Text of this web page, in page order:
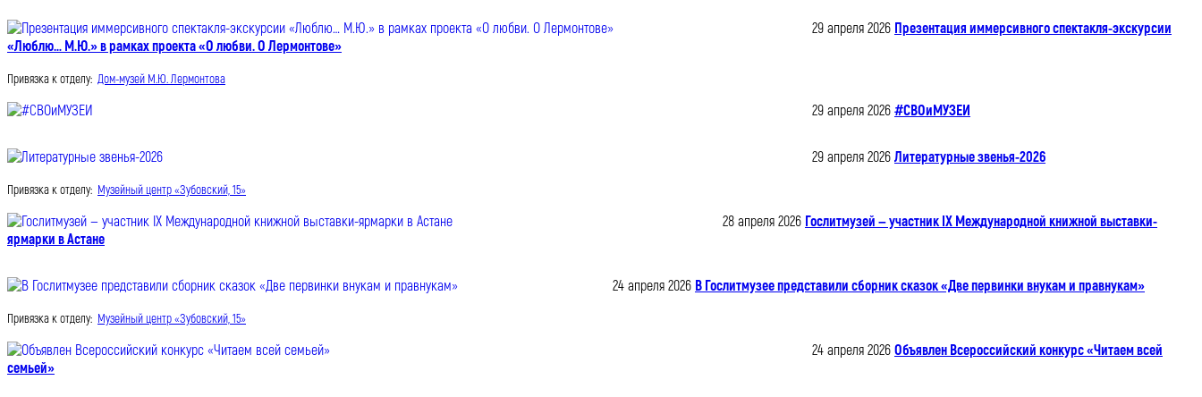
29 апреля 2026 Презентация иммерсивного спектакля-экскурсии
«Люблю… М.Ю.» в рамках проекта «О любви. О Лермонтове»
Привязка к отделу: Дом-музей М.Ю. Лермонтова
29 апреля 2026 #СВОиМУЗЕИ
29 апреля 2026 Литературные звенья-2026
Привязка к отделу: Музейный центр «Зубовский, 15»
28 апреля 2026 Гослитмузей — участник IX Международной книжной выставки-
ярмарки в Астане
24 апреля 2026 В Гослитмузее представили сборник сказок «Две первинки внукам и правнукам»
Привязка к отделу: Музейный центр «Зубовский, 15»
24 апреля 2026 Объявлен Всероссийский конкурс «Читаем всей
семьей»